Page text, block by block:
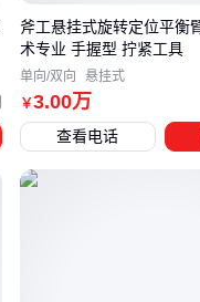
素。
场景：
高精度
设备等
￥3.00万
斧工悬挂式旋转定位平衡
术专业 手握型 拧紧工具
单向/双向 悬挂式
查看电话